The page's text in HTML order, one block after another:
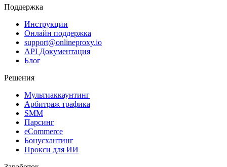
Поддержка
Инструкции
Онлайн поддержка
support@onlineproxy.io
API Документация
Блог
Решения
Мультиаккаунтинг
Арбитраж трафика
SMM
Парсинг
eCommerce
Бонусхантинг
Прокси для ИИ